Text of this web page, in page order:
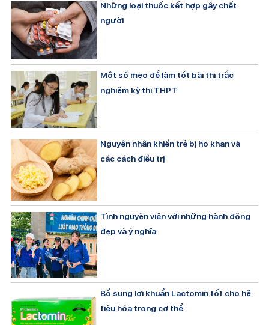
Những loại thuốc kết hợp gây chết
người
Một số mẹo để làm tốt bài thi trắc
nghiệm kỳ thi THPT
Nguyên nhân khiến trẻ bị ho khan và
các cách điều trị
Tình nguyện viên với những hành động
đẹp và ý nghĩa
Bổ sung lợi khuẩn Lactomin tốt cho hệ
tiêu hóa trong cơ thể